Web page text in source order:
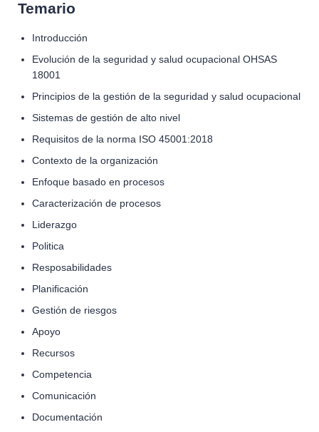
Temario
Introducción
Evolución de la seguridad y salud ocupacional OHSAS
18001
Principios de la gestión de la seguridad y salud ocupacional
Sistemas de gestión de alto nivel
Requisitos de la norma ISO 45001:2018
Contexto de la organización
Enfoque basado en procesos
Caracterización de procesos
Liderazgo
Politica
Resposabilidades
Planiﬁcación
Gestión de riesgos
Apoyo
Recursos
Competencia
Comunicación
Documentación